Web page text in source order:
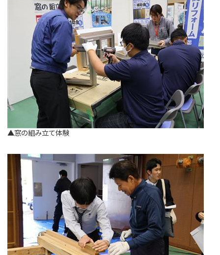
▲窓の組み立て体験